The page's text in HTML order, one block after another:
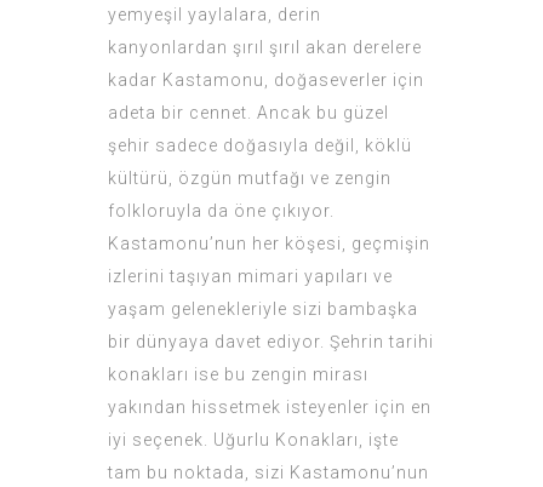
yemyeşil yaylalara, derin
kanyonlardan şırıl şırıl akan derelere
kadar Kastamonu, doğaseverler için
adeta bir cennet. Ancak bu güzel
şehir sadece doğasıyla değil, köklü
kültürü, özgün mutfağı ve zengin
folkloruyla da öne çıkıyor.
Kastamonu’nun her köşesi, geçmişin
izlerini taşıyan mimari yapıları ve
yaşam gelenekleriyle sizi bambaşka
bir dünyaya davet ediyor. Şehrin tarihi
konakları ise bu zengin mirası
yakından hissetmek isteyenler için en
iyi seçenek. Uğurlu Konakları, işte
tam bu noktada, sizi Kastamonu’nun